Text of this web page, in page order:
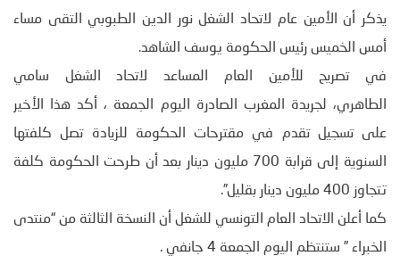
يذكر أن الأمين عام لاتحاد الشغل نور الدين الطبوبي التقى مساء
أمس الخميس رئيس الحكومة يوسف الشاهد.
في تصريح للأمين العام المساعد لاتحاد الشغل سامي
الطاهري، لجريدة المغرب الصادرة اليوم الجمعة ، أكد هذا الأخير
على تسجيل تقدم في مقترحات الحكومة للزيادة تصل كلفتها
السنوية إلى قرابة 700 مليون دينار بعد أن طرحت الحكومة كلفة
تتجاوز 400 مليون دينار بقليل”.
كما أعلن الاتحاد العام التونسي للشغل أن النسخة الثالثة من “منتدى
الخبراء ” ستنتظم اليوم الجمعة 4 جانفي .